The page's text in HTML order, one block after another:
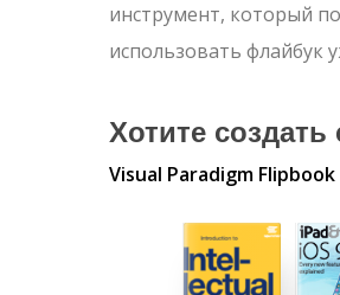
инструмент, который
использовать флайбук
Хотите
Visual Paradigm